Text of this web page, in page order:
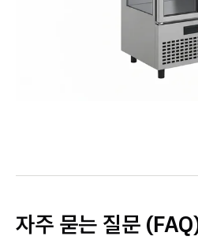
자주 묻는 질문